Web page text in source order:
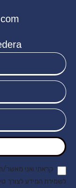
קראתי ואני
לשמירת המידע לצורך